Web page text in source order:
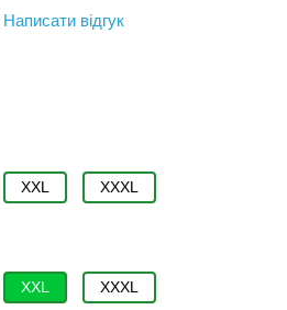
Написати відгук
XXL XXXL
XXL XXXL